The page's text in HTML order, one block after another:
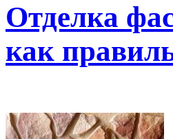
Отделка
как